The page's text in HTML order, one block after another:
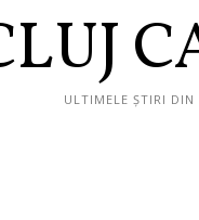
ULTIMELE ȘTIRI DIN